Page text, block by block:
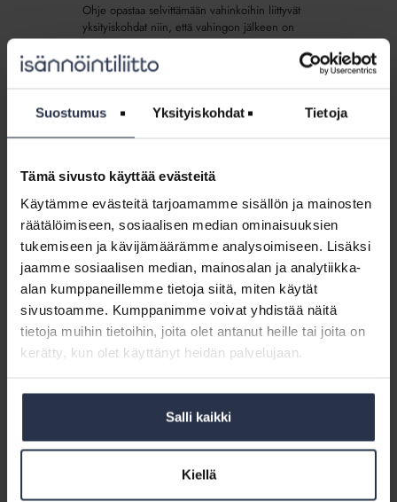
Suostumus Yksityiskohdat Tietoja
Tämä sivusto käyttää evästeitä
Käytämme evästeitä tarjoamamme sisällön ja mainosten
räätälöimiseen, sosiaalisen median ominaisuuksien
tukemiseen ja kävijämäärämme analysoimiseen. Lisäksi
jaamme sosiaalisen median, mainosalan ja analytiikka-
alan kumppaneillemme tietoja siitä, miten käytät
sivustoamme. Kumppanimme voivat yhdistää näitä
tietoja muihin tietoihin, joita olet antanut heille tai joita on
kerätty, kun olet käyttänyt heidän palvelujaan.
Salli kaikki
Kiellä
korjaamisesta
(lisäpalvelu)
Ohje opastaa selvittämään vahinkoihin liittyvät
yksityiskohdat niin, että vahingon jälkeen on
mahdollisimman selvää, mitä vahinko on aiheuttanut ja
miten vauriot korjataan. Ohjeessa käsitellään vesi-,
viemäri-, palo- ja suurvahingot sekä vahingot
Sisältö:
Malli:
Toimintakertomus,
laaja
(lisäpalvelu)
Malli: Toimintakertomus, laaja (lisäpalvelu)
LADATTAVAT JÄSENMATERIAALIT
Tämä on esimerkki laajemmasta toimintakertomuksesta.
Voit hyödyntää mallissa olevia vinkkejä muokkaamalla
niitä tarpeidesi mukaan. Esimerkin hyödyntäminen on
käyttäjän omalla vastuulla.
Sisältö:
Kunnossapitotarveselvitys,
Malli: Kunnossapitotarveselvitys, taulukot